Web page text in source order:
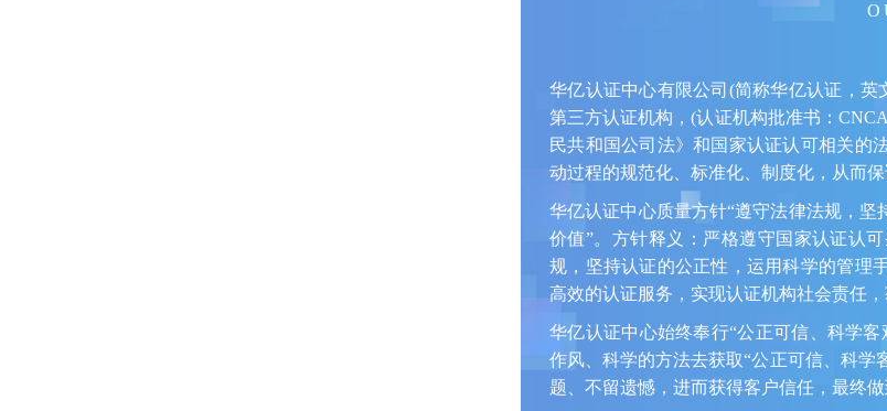
华亿认证中心有限公司(简称华亿认证，
第三方认证机构，(认证机构批准书：
民共和国公司法》和国家认证认可相关的
动过程的规范化、标准化、制度化，从而
华亿认证中心质量方针“遵守法律法规，
价值”。方针释义：严格遵守国家认证认
规，坚持认证的公正性，运用科学的管理
高效的认证服务，实现认证机构社会责任，
华亿认证中心始终奉行“公正可信、科学
作风、科学的方法去获取“公正可信、科学
题、不留遗憾，进而获得客户信任，最终做